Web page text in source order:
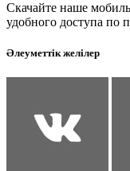
Скачайте наше
удобного доступа по
Әлеуметтік желілер